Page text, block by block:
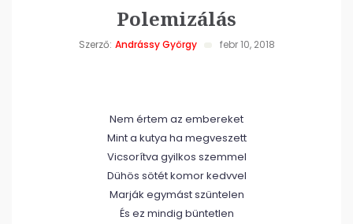
Polemizálás
Szerző: Andrássy György febr 10, 2018
Nem értem az embereket
Mint a kutya ha megveszett
Vicsorítva gyilkos szemmel
Dühös sötét komor kedvvel
Marják egymást szüntelen
És ez mindig büntetlen